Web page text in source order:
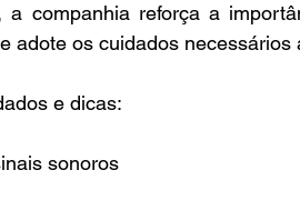
a companhia reforça a
adote os cuidados necessários
e dicas:
sonoros